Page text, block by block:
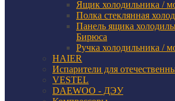
Ящик холодильника /
Полка стеклянная
Панель ящика
Бирюса
Ручка холодильника /
HAIER
Испарители для
VESTEL
DAEWOO - ДЭУ